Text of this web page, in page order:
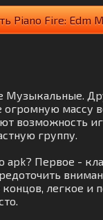
Piano Fire: Edm
Музыкальные.
массу
возможность
группу.
Первое -
легкое